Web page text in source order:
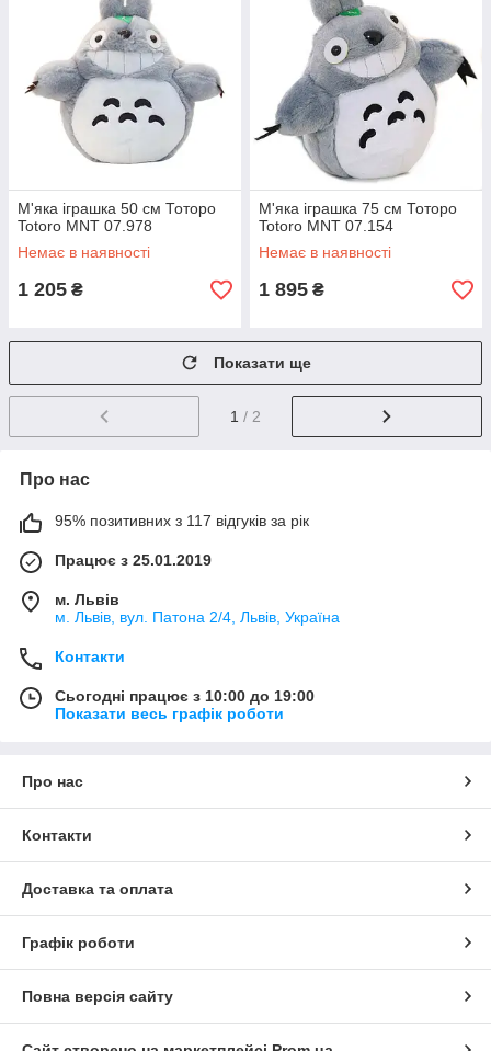
М'яка іграшка 50 см Тоторо
Totoro MNT 07.978
Немає в наявності
1 205 ₴
М'яка іграшка 75 см Тоторо
Totoro MNT 07.154
Немає в наявності
1 895 ₴
Показати ще
1 / 2
Про нас
95% позитивних з 117 відгуків за рік
Працює з 25.01.2019
м. Львів
м. Львів, вул. Патона 2/4, Львів, Україна
Контакти
Сьогодні працює з 10:00 до 19:00
Показати весь графік роботи
Про нас
Контакти
Доставка та оплата
Графік роботи
Повна версія сайту